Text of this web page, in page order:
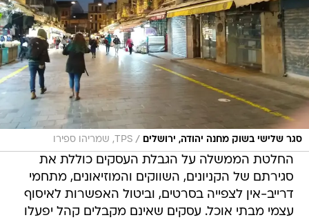
סגר שלישי בשוק מחנה יהודה, ירושלים / TPS, שמריהו ספירו
החלטת הממשלה על הגבלת העסקים כוללת את
סגירתם של הקניונים, השווקים והמוזיאונים, מתחמי
דרייב-אין לצפייה בסרטים, וביטול האפשרות לאיסוף
עצמי מבתי אוכל. עסקים שאינם מקבלים קהל יפעלו